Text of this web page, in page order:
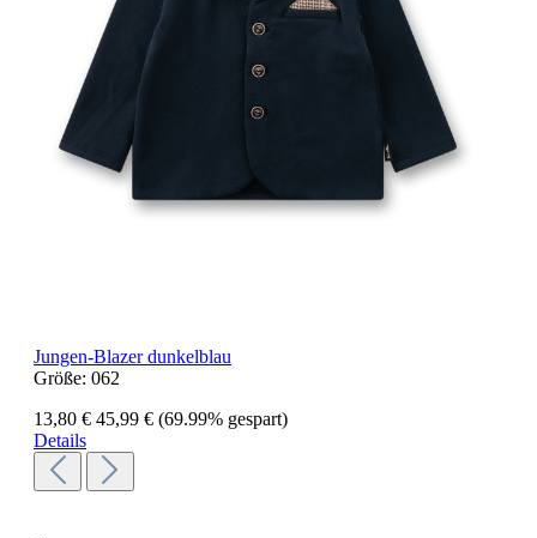
Jungen-Blazer dunkelblau
Größe: 062
13,80 € 45,99 € (69.99% gespart)
Details